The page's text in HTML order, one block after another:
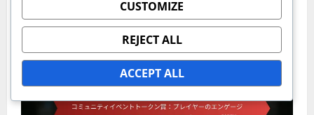
イザベラ・トーレス 10/03/2026 0
CUSTOMIZE
REJECT ALL
ACCEPT ALL